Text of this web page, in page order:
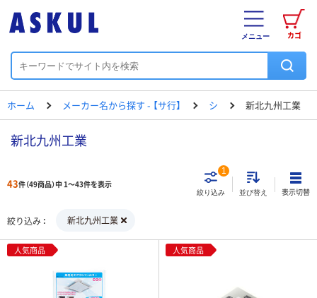
カゴ
メニュー
ホーム メーカー名から探す - 【サ行】 シ 新北九州工業
新北九州工業
43件（49商品）中 1～43件を表示
絞り込み
1
並び替え 表示切替
絞り込み 新北九州工業
人気商品 人気商品